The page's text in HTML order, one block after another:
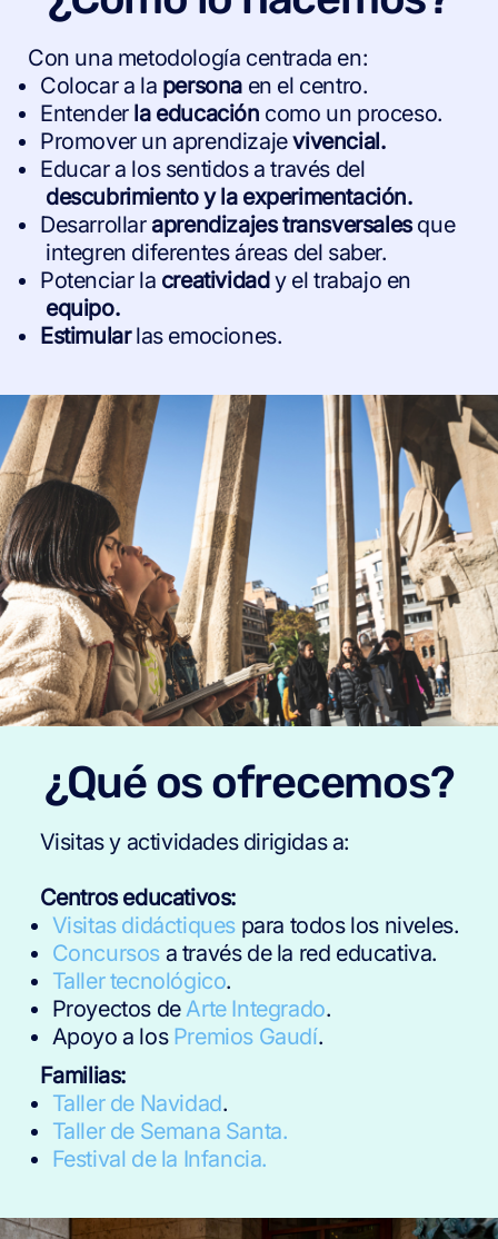
Con una metodología centrada en:
Colocar a la persona en el centro.
Entender la educación como un proceso.
Promover un aprendizajevivencial.
Educar a los sentidos a través del
descubrimientoy la experimentación.
Desarrollaraprendizajestransversalesque
integren diferentes áreas del saber.
Potenciar la creatividady el trabajo en
equipo.
Estimularlas emociones.
¿Qué os ofrecemos?
Visitas y actividades dirigidas a:
Centros educativos:
Visitas didáctiques para todos los niveles.
Concursos a través de la red educativa.
Taller tecnológico.
Proyectos deArte Integrado.
Apoyo a los Premios Gaudí.
Familias:
Taller de Navidad.
Taller de Semana Santa.
Festival de la Infancia.